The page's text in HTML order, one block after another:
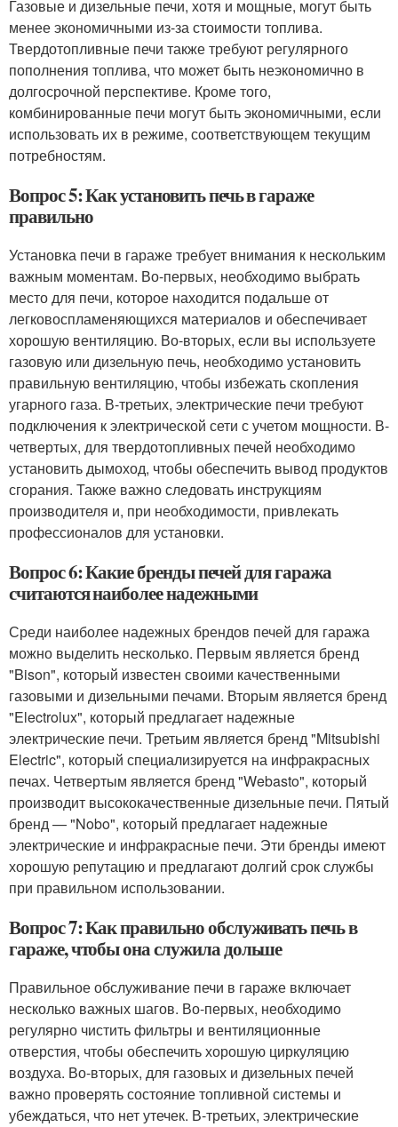
Газовые и дизельные печи, хотя и мощные, могут быть
менее экономичными из-за стоимости топлива.
Твердотопливные печи также требуют регулярного
пополнения топлива, что может быть неэкономично в
долгосрочной перспективе. Кроме того,
комбинированные печи могут быть экономичными, если
использовать их в режиме, соответствующем текущим
потребностям.
Вопрос 5: Как установить печь в гараже
правильно
Установка печи в гараже требует внимания к нескольким
важным моментам. Во-первых, необходимо выбрать
место для печи, которое находится подальше от
легковоспламеняющихся материалов и обеспечивает
хорошую вентиляцию. Во-вторых, если вы используете
газовую или дизельную печь, необходимо установить
правильную вентиляцию, чтобы избежать скопления
угарного газа. В-третьих, электрические печи требуют
подключения к электрической сети с учетом мощности. В-
четвертых, для твердотопливных печей необходимо
установить дымоход, чтобы обеспечить вывод продуктов
сгорания. Также важно следовать инструкциям
производителя и, при необходимости, привлекать
профессионалов для установки.
Вопрос 6: Какие бренды печей для гаража
считаются наиболее надежными
Среди наиболее надежных брендов печей для гаража
можно выделить несколько. Первым является бренд
"Bison", который известен своими качественными
газовыми и дизельными печами. Вторым является бренд
"Electrolux", который предлагает надежные
электрические печи. Третьим является бренд "Mitsubishi
Electric", который специализируется на инфракрасных
печах. Четвертым является бренд "Webasto", который
производит высококачественные дизельные печи. Пятый
бренд — "Nobo", который предлагает надежные
электрические и инфракрасные печи. Эти бренды имеют
хорошую репутацию и предлагают долгий срок службы
при правильном использовании.
Вопрос 7: Как правильно обслуживать печь в
гараже, чтобы она служила дольше
Правильное обслуживание печи в гараже включает
несколько важных шагов. Во-первых, необходимо
регулярно чистить фильтры и вентиляционные
отверстия, чтобы обеспечить хорошую циркуляцию
воздуха. Во-вторых, для газовых и дизельных печей
важно проверять состояние топливной системы и
убеждаться, что нет утечек. В-третьих, электрические